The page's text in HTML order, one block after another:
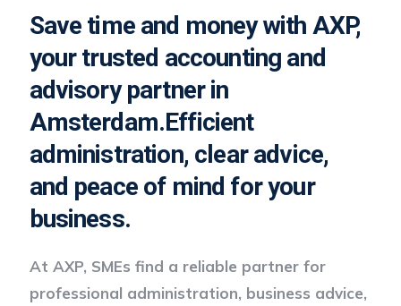
Save time and money with AXP,
your trusted accounting and
advisory partner in
Amsterdam.Efficient
administration, clear advice,
and peace of mind for your
business.
At AXP, SMEs find a reliable partner for
professional administration, business advice,